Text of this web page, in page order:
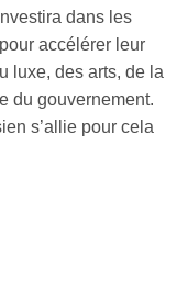
dans les
accélérer leur
luxe, des arts, de la
du gouvernement.
s’allie pour cela